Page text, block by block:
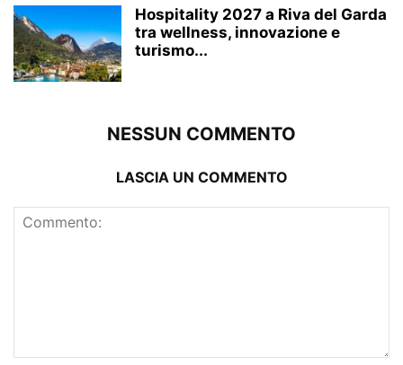
Hospitality 2027 a Riva del Garda
tra wellness, innovazione e
turismo...
NESSUN COMMENTO
LASCIA UN COMMENTO